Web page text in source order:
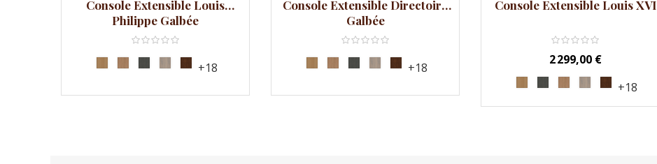
Console Extensible Louis
Philippe Galbée
+18
Console Extensible Directoire
Galbée
+18
Console Extensible Louis XVI
Prix
2 299,00 €
+18